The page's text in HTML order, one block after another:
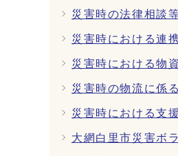
災害時の法律相談
災害時における連
災害時における物
災害時の物流に係
災害時における支
大網白里市災害ボ